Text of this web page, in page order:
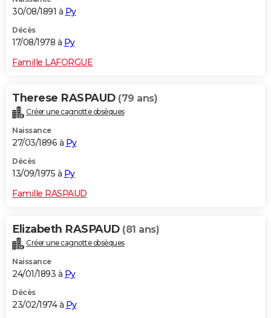
30/08/1891 à Py
Décès
17/08/1978 à Py
Famille LAFORGUE
Therese RASPAUD (79 ans)
Créer une cagnotte obsèques
Naissance
27/03/1896 à Py
Décès
13/09/1975 à Py
Famille RASPAUD
Elizabeth RASPAUD (81 ans)
Créer une cagnotte obsèques
Naissance
24/01/1893 à Py
Décès
23/02/1974 à Py